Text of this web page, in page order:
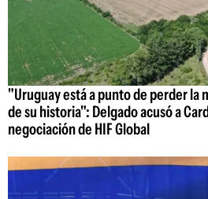
"Uruguay está a punto de perder la
de su historia": Delgado acusó a
negociación de HIF Global